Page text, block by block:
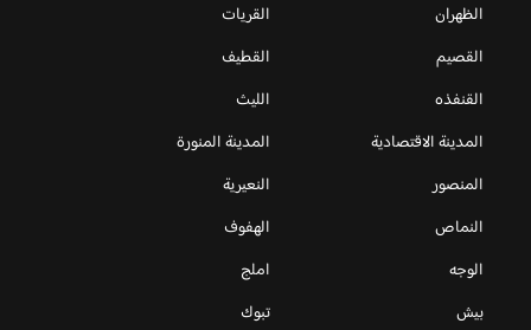
الظهران
القريات
القصيم
القطيف
القنفذه
الليث
المدينة الاقتصادية
المدينة المنورة
المنصور
النعيرية
النماص
الهفوف
الوجه
املج
بيش
تبوك